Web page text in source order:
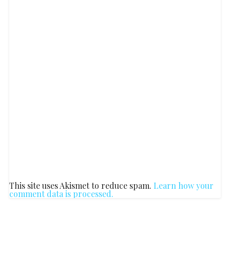
This site uses Akismet to reduce spam. Learn how your
comment data is processed.